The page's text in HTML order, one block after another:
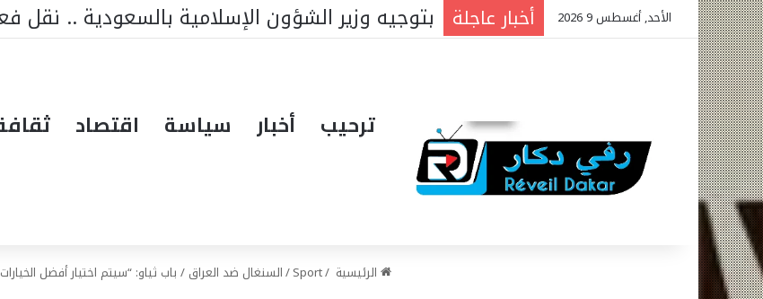
الأحد, أغسطس 9 2026 أخبار عاجلة
ترحيب أخبار سياسة اقتصاد
الرئيسية /
Sport
/السنغال ضد العراق / باب ثياو: “سيتم اختيار أفضل